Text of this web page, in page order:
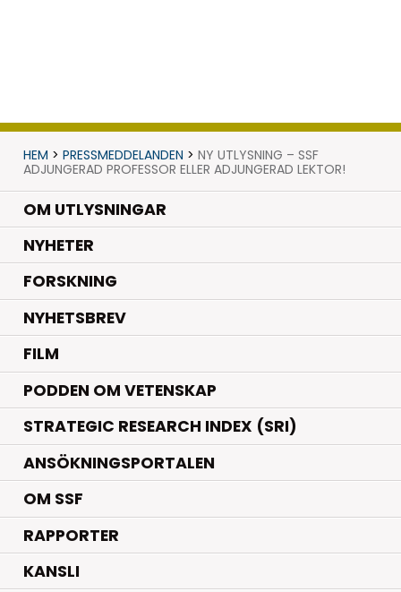
HEM > PRESSMEDDELANDEN > NY UTLYSNING – SSF
ADJUNGERAD PROFESSOR ELLER ADJUNGERAD LEKTOR!
OM UTLYSNINGAR
NYHETER.
FORSKNING.
NYHETSBREV
FILM
PODDEN OM VETENSKAP
STRATEGIC RESEARCH INDEX (SRI)
ANSÖKNINGSPORTALEN
OM SSF
RAPPORTER
KANSLI